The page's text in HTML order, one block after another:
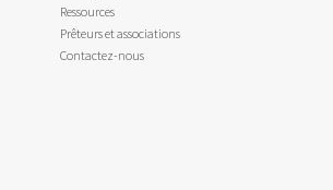
Ressources
Prêteurs et associations
Contactez-nous